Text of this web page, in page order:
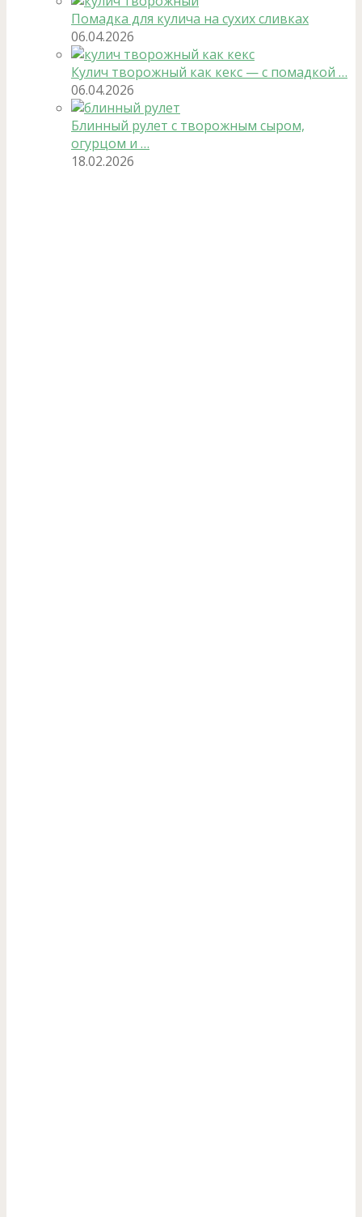
Помадка для кулича на сухих сливках
06.04.2026
Кулич творожный как кекс — с помадкой …
06.04.2026
Блинный рулет с творожным сыром,
огурцом и …
18.02.2026